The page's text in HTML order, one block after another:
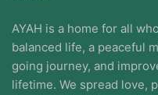
AYAH is a home for all
balanced life, a peaceful
going journey, and
lifetime. We spread love,